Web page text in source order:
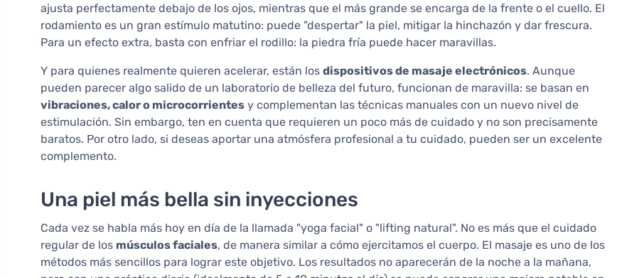
ajusta perfectamente debajo de los ojos, mientras que el más grande se encarga de la frente o el cuello. El
rodamiento es un gran estímulo matutino: puede "despertar" la piel, mitigar la hinchazón y dar frescura.
Para un efecto extra, basta con enfriar el rodillo: la piedra fría puede hacer maravillas.
Y para quienes realmente quieren acelerar, están los dispositivos de masaje electrónicos. Aunque
pueden parecer algo salido de un laboratorio de belleza del futuro, funcionan de maravilla: se basan en
vibraciones, calor o microcorrientes y complementan las técnicas manuales con un nuevo nivel de
estimulación. Sin embargo, ten en cuenta que requieren un poco más de cuidado y no son precisamente
baratos. Por otro lado, si deseas aportar una atmósfera profesional a tu cuidado, pueden ser un excelente
complemento.
Una piel más bella sin inyecciones
Cada vez se habla más hoy en día de la llamada "yoga facial" o "lifting natural". No es más que el cuidado
regular de los músculos faciales, de manera similar a cómo ejercitamos el cuerpo. El masaje es uno de los
métodos más sencillos para lograr este objetivo. Los resultados no aparecerán de la noche a la mañana,